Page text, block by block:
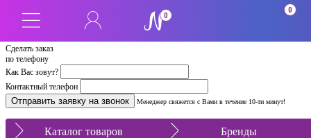
Сделать заказ
по телефону
Как Вас зовут?
Контактный телефон
Менеджер свяжется с Вами в течение 10-ти минут!
0
0
Каталог товаров Бренды